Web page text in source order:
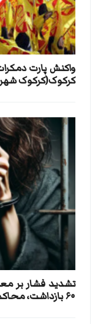
واکنش پارت
کرکوک(کرکوک
تشدید فشار بر
۶۰ بازداشت، محاکمه یا زندانی در هشت ماه